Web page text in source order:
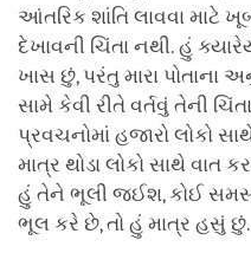
આંતરિક શાંતિ લાવવા માટે
દેખાવની ચિંતા નથી. હું
ખાસ છું, પરંતુ મારા પોતાના
સામે કેવી રીતે વર્તવું તેની
પ્રવચનોમાં હજારો લોકો
માત્ર થોડા લોકો સાથે વાત
હું તેને ભૂલી જઈશ, કોઈ
ભૂલ કરે છે, તો હું માત્ર હસું છું.